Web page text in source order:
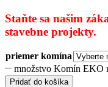
Staňte sa našim
stavebne projekty.
priemer komína
množstvo Komín EKO
Pridať do košíka